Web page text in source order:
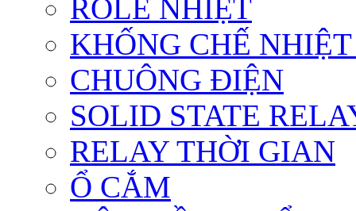
ROLE NHIỆT
KHỐNG CHẾ
CHUÔNG ĐIỆN
SOLID STATE
RELAY THỜI GIAN
Ổ CẮM